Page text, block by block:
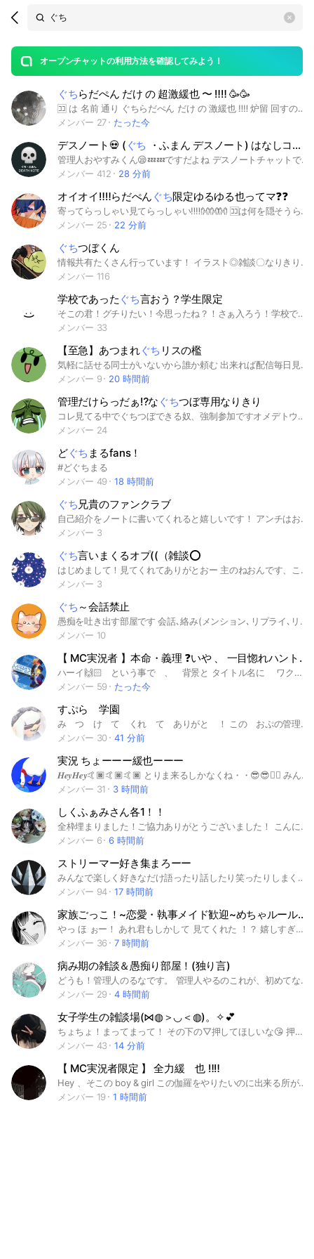
Search
OpenChats
messages
search
area
オープンチャットの利用方法を確認してみよう！
open
ぐちらだぺん だけ の 超激緩也 〜 ‼️‼️ 🥳🥳
🈁 は 名前 通り ぐちらだぺん だけ の 激緩也 ‼️‼️ 炉留 回すのもヨシ ‼️ハントも🆗‼️ 派生 、 折派生 、 同顔 🆗 ‼️ 無言ＣＣ とか 短期 とか 🆗 ‼️‼️ 掛け持ち と 折 は ナシ 、 で ･･ 。 ァ 、 同伴 も 🆗 ‼️‼️ 浮気 は 駄目 だよ ー 🫵🏻 後 は 適当 に タグ 🖐🏻 #実況者#らっだぁ#ぺいんと#ぐちつぼ
メンバー 27
たった今
デスノート💀 ( ぐち ・ふまん デスノート) はなしコメント✖️ 愚痴 不満 独り言 コメント⚫
管理人おやすみくん😪💤💤ですだよね デスノートチャットですだよね よろしくおねがいしますだよね デスノートチャット ぐちふまんコメント ひとりことチャット ですだよね よくないきもちなるは チャットきていただくで コメントするで すこしすこしいいきもちなる していただくたいですだよね ○ #愚痴 ぐちコメント ○ #不満 ふまんコメント ○ #独り言 ひとりことコメント ✕ はなしコメント ✕ リプレイメンションコメント #こう さん #チルニ さん #バード さん 🐦
メンバー 412
28 分前
オイオイ‼️‼️らだぺん ぐち限定ゆるゆる也ってマ❓❓
寄ってらっしゃい見てらっしゃい‼️‼️👐👐👐 🈁は何を隠そうらだぺんぐち限定激ゆるゆる也‼️‼️‼️もうお前のケツぐらい緩い‼️‼️☺️☺️ まぁソレは言いすぎカモだけど・・・・👉🏻👈🏻😅 イヤモウホント、この3人ってやりやすくない❓❓😃😃（（ 偏見であり根拠に基づいた説明はないです。 ）） 🗣＼ やりやすーい‼️‼️ ／ ホラ今声が聞こえた気がする💖💖😚😚 緩いから基本ルールはなんもなし‼️‼️一応常識の範囲内でだけどネ😉😉😉モチロン当たり前だけど消されるようなことはしないで欲しい😌😌😌 いちおー説明しておくとらだぺんぐちの誰かだったらもう誰でもいいよーん🫶🫶派生も曲パ口とかでも全然オケオケ🎶🎶 最後に✋✋ 管理良く頻繁に寝てるから承認遅くなっても許してナ‼️‼️多分副冠が承認してくれると思うケド‼️‼️ たぁぐぅ #らっだぁ #ぺいんと #ぐちつぼ #らだぺんぐち #らだ #ぺん #ぐち #rd #pn #gt #也 #緩也 #ゆる也 #なりきり #ゆるなり #実況者 #MC実況者 #マイクラ実況者 #えむしー #ハント #限定 #タグってむずくない❓❓
メンバー 25
22 分前
ぐちつぼくん
情報共有たくさん行っています！ イラスト◎雑談〇なりきり‪✕‬ 限界や健康の話などもぜひ！ ぐちつぼさんを語り合いましょう！！ 質問答えてくれる方がたくさんいるのでお気軽に^^ #ぐちつぼ#限界#らっだぁ#雑談#実況者#配信者#健康#twich#ストリーマー#マイクラ#VARORANT#ストグラ#アモアス#GTA#lol#ZETA#ポケモン
メンバー 116
学校であった ぐち言おう？学生限定
そこの君！グチりたい！今思ったね？！さぁ入ろう！学校であったことをグチろう！家のやつとかのでもいいよ もちろん雑談でもいいよ！ 小学生〜大学生まで誰でも入っていいよ！ 学生じゃないなら ( 'ω'o[お断りします]o 〜ルール〜 暴言❌️グチで言いたかったらいいよーグチ以外での暴言はダメ！このオプにいないと思う人の悪口は全然⭕️ 荒らし❌️ 即抜け❌️無言抜けは許すよ(?) 既読スルーはやめてね？？ ルールは緩いよー でもっっ仲良くしてくれない人はお断りかなぁぁ 友達みたいにしてくれたら嬉しいからね？？ みんな仲いいし 話しやすいんじゃないかな？？？ 学校ってストレス溜まるよね？ストレス発散場所としてグチりにきてね 教師ってうざいよね？話そ！ ん？クラス最悪？話そ！ 嫌いな友達いる？そんな奴はここでネタにしてやれーw 学校以外のグチもしていいよー！ ここまで読んでくれた君はもちろん入るよね？ 君のことを待ってるよー ちょっとでもストレスあるならようこそ！このオプへ #学校#中学#高校#小学#大学#愚痴#グチ#ぐち#嫌なこと#学校やだ#学校嫌#ぐちりたい#愚痴りたい#グチりたい#ストレス#雑談#ストレス発散
メンバー 33
【至急】あつまれぐち リスの檻
気軽に話せる同士がいないから誰か頼む 出来れば配信毎日見てる人とか 見てなくたっていいから同士本当に頼む #ぐちつぼ
メンバー 9
20 時間前
管理だけらっだぁ⁉️な ぐちつぼ専用なりきり
コレ見てる中でぐちつぼできる奴、強制参加ですオメデトウ。 ココは名前通りぐちつぼだけの専用なりきり❣️デス❣️ 基本的に緩也だし特に書くこともないからとりあえず入れよ。ぐちつぼ初也でも大丈夫😀沢山のプロつぼ達が教えてくれるヨーン ぐちつぼなら派生でもなんでも🙆‍♀️だから色んなサボテンを俺に見せてね １５人から承認開始だから早く来て！フン ちなみに権力乱用で管理だけらっだぁが許されます。ハイ。お前らは許されないけど許してね❣️テヘッ❣️ 「 メロいぐちつぼに 、囲まれたいんだ 。 」 #ぐちつぼ #限界 #gnki #gt #ＭＣ実況者 #実況者 #也 #nrkr #なりきり
メンバー 24
どぐち まるfans！
#どぐちまる
メンバー 49
18 時間前
ぐち 兄貴のファンクラブ
自己紹介をノートに書いてくれると嬉しいです！ アンチはおかえりくださいあらしもです #ぐちつぼ#ファンクラブ#兄貴 黒っぽの兄貴最高
メンバー 3
ぐち言いまくるオプ((（雑談⭕️
はじめまして！見てくれてありがとおー 主のねおんです、ここのオプは名前の通り、ぐちを言いまくるオプです！ あんまりよくない感じだけどストレスたまるほうが良くないから入った方が100億倍得です！だから見た人全員入ろうね！((( まあこれは禁止って言うまでもないだろうしマナーをもってぐちを言いまくろう！ww あ、ねおんもぐち話すからね？w ちなみに雑談もおけです！
メンバー 3
ぐち ～会話禁止
愚痴を吐き出す部屋です 会話､絡み(メンション､リプライ､リアクション)禁止です 気楽に吐き出そう❗️ 溜めないでドンドン吐き出そう❗️ リフレッシュしてねー⤴️ ルールゆるいです👍️ #ぐち #愚痴 #グチ #独り言 #ひとり言 #呟き #つぶやき #ぼやき #ボヤキ #吐き出す #毒づく #ストレス #ストレス発散 #リフレッシュ #さっぱり #サッパリ #暇 #暇人 #ひま #ヒマ #ぼっち #マイペース #やってらんない #強制 #強制退会 #強制された
メンバー 10
【 MC実況者 】本命・義理 ❓いや 、 一目惚れハントだろ ‼️
ハーイ︎🙌🏻 という事で 、 背景と タイトル名に ワクワク して 見ちゃった 🫢⁉️💕︎︎ その名の通り、 気になり 姿見 𝕖𝕥𝕔 メロいやつとか 好きになりそうな奴がいたら 即ハント 🫶🏻😘 同顔、nrkr、槍目 、 愛重でも愛軽でも なんでも あり ❣️❣️ ハントだぜ も モニコ ・ ナイコ ゲーム 。 とにかく自由 。 やりまくれ ⁉️ やらないという 異論は 認めん ッ ‼️‼️ 俺が ダメと言うならば 従え ❣️❣️ 俺的に 槍目が 多いと 嬉しい 鴨 ... ❓ 👉🏻 👈🏻 💦 今回は 🌈🕒 虹桃 、 V CR 、 stgr は NG ❌ やりたいヤツいたら また 声かけてくれよな 。 基本は MC実況者 のみ だから 追加 欲しいとき 言ってな ✨️ 目指せ 過疎不足 状態 ‪行けるよなァ ‼️‼️ 需要 は そこの君 、 期待してんぜ 🫵🏻🫵🏻🫵🏻‬ ココまで 見てくれて サンキュー ⁉️ 建設 7 ／ 15 10人 達成 7 ／ 16 🎊🎉 20人 ヾ 7 ／ 18 ㊗️👏 30人 ヾ 7 ／ 20 🥳🎉 40人 ヾ 7 ／ 21 🫶🏻💕 50人 ヾ 7 ／ 24 🥰🫰🏻 タグ一覧🏷️ #MC実況者 #MC実況者nrkr #MC実況者限定 #MC実況者緩也 #ntjo #日常組 #unei #運営 #〇〇の主役は我々だ #wrwrd #d! #白尾 #ワイテルズ #モノパス #ぐちつぼ
メンバー 59
たった今
すぷら 学園
み つ け て くれ て ありがと ！ この おぷの管理人 宵 だよ( ᐛ ) 今入れば 古参 すぎて やばい（？ るーる せつめい するね🫶🏻 し て いい こと 関係募集 逆 に して！！ げーむ募集 して ほしい なっ💞 ノートに動画を貼る 全然 いーよ！！ しちゃ だめな こと 荒らし 即抜け わるぐち 個人情報❌ 常識は まもろー ね ！！ さあさあ！ ここ からは 楽しい がくえんの始まりだよ！ みどり の ぼたん を おして 入学して みて ね ！ ３０人目標！ 15人突破 ！ 6/28 創設~ 2026/05/16 🎶 #スプラ #スプラ学園
メンバー 30
41 分前
実況 ちょーーー緩也ーーー
𝑯𝒆𝒚𝑯𝒆𝒚🤙🏿🤙🏿🤙🏿 とりま来るしかなくね・・😎😎❤️‍🔥 みんな大好き実況緩也🤙🏿🤙🏿 ガティで緩🥱🥱 とにかく一旦騒ごうか⁉️⁉️👊🏿✨ 話はそれからだ‼️‼️ CR 、 V 、🌈🕒 も🈶🈶 バーカ緩い𝒄𝒉𝒂𝒏𝒏𝒆𝒍 同顔 、 派生 💮 ゆるゆるで待ってるからネ🫶🏿🫶🏿 説明だるいし一旦おいで🏄‍♂️🏄‍♂️ ⚠️騒げるやつ募集👊🏿👊🏿❤️‍🔥⚠️ たぐたぐたぐたぐたぐたぐたぐたぐたぐたぐ #実況 #実況者 #緩也#nrkr#也 #らっだぁ運営#ら民#ワイテルズ#日常組##主役は我々だ#限界#ぐちつぼ#M.S.S.Project#赤髪のとも#YASU#KUN#ぴくとはうす#ふうはや#カラフルピーチ#ドズル社#ゴラクバ!#メメントリ#CrazyRaccoon#CR#KR#ナポリの男たち#nqrse#ポッキー#TOP4#V#🌈🕒#まじめにヤバシティ
メンバー 31
3 時間前
しくふぁみさん各1！！
全枠埋まりました！ご協力ありがとうございました！ こんにちわっ！数あるおぷちゃの中このおぷちゃを開いてくれてありがとうございますっ！ 管理人のななです！ ここは、しくふぉにさまが大好きなしくふぁみさんが"仲良く推し活"をする場所ですっ！ おぷちゃに入ったら気軽に話に参加してきてくれると嬉しいですっ！！ ᩚ入るための条件 ᩚ ・ためぐち大丈夫な人 ・推し様が大好きな人 ・公式ルールを守れる人 ・悪口を言わない人 ・全力で推し活が出来る人 です！条件が満たしてない人は、ごめんなさい、参加許可をすることが出来ないです、 ᩚ現在の枠 ᩚ 🍍/🗝️ 🦈/🗝(管理人) 🌸/🗝️ 📢/🗝 👑/🗝 🍵/🗝 ※リアコ様、同担拒否様大歓迎です 弱オタ、強オタ関係なく楽しくそして、仲良く推し活を一緒にしましょっ！♪ 2025/08/12 中1〜中3まで #シクフォニ #シクファミ #中1から中3まで #推し活
メンバー 6
6 時間前
ストリーマー好き集まろーー
みんなで楽しく好きなだけ語ったり話したり笑ったりしまくりましょーー！ #ストリーマー #youtube #twitch #mildom #vtuber #SHAKA #釈迦 #SPYGEA #vdk #ボドカ #k4sen #stylishnoob #関優太 #にじさんじ #ぶいすぽっ！#ぶいすぽ #ホロライブ #ホロスターズ #vaultroom #CR #crazyracoon #おじじ #jasper7se #じゃすぱー #mother3rd #スタンミ #赤見かるび #けんき #らっだぁ #ぐちつぼ #CRカップ #だるまいずごっど #ありさか #vanilla #ふらんしすこ #おっほ #うるか #rion #obo #わいわい #カワセ #kamito #トナカイト #ヘンディー #Clutch_Fi #猫麦とろろ #ナチョ #なちょ猫 #夜よいち #らいじん #狂気山脈 #マダミス #エペ #バロラント #ヴァロ #APEX #valorant #LoL #OW #overwatch #オメスト #原神 #マイクラ #コードネーム #フォールガイズ #二次会 #ローレン #葛葉 #叶 #イブラヒム #アルスアルマル #エクスアルビオ #エビオ #不破湊 #ぷてち #なんかじゃない #天月 #wokka #スト6 #ビースト #山田涼介 #本田翼 #加藤純一 #布団ちゃん #はんじょう #はんぜう #蛇足 #LEON代表 #zerost #たぬき忍者 #象先輩 #乾殿 #ニキ #おいたん #兄貴 #おいす #オイス #ご当地ボドカ #rust #ark #GTA #グラセフ #スト鯖 #ノリノリノリアキ #鈴木ノリアキ #ブルプロ #おれあぽ #BIG #knr #渋谷ハル #ネオポルテ #アステルレダ #呪物 #白雪レイド
メンバー 94
17 時間前
家族ごっこ！~恋愛・執事メイド歓迎~めちゃルール緩いよおー！
やっ ほ ぉー！ あれ君もしかして 見てくれた ！？ 嬉しすぎる ！ ！ ここでは 『緩すぎる()家族ごっこ』 を しているよ！ 家族ごっこ って言っても ここは 家族表ない 所 だから 、 好きな役 やれるよ !! 家族ごっこ の他にも 家族でも恋愛や双子 もできちゃう！(3つ子等は私か副官に聞いてね~) メイド 執事 も大歓迎！ 苗字 は『悠亜口』だよ！(ゆあぐち) （（最近つけない人多くて😭😭 メイドとかじゃなかったらつけて欲しいな😭 名前は人が傷つかな名前なら比較的何でもOK！ ルールや役決めは中に入ってから説明や役決めしよ〜 まあまあ、気軽に入ってください！ 全然老若男女問わず入ってもらって️⭕️です！ 見学の場合は『見学』という名前で入ってね！同じ名前で入れない場合はビックリマークとかクエスチョンマーク(はてなまーく)とかもつけてもらっておkです！ 初期アイコンは参加リク通さないからそこだけ注意してねー！
メンバー 36
7 時間前
病み期の雑談＆愚痴り部屋！(独り言)
どうも！管理人のるなです。 管理人やるのこれが、初めてなので、やり方分からなかったら、教えてください！ 病み期来ちゃって、つらいよね、 ここは、病み期きた、人の愚痴り部屋です。 主チャでは、ぐちを、かかないでください！ サブトークルーム作るので、そこで、愚痴ってください！後、入ったらノートに、自己紹介をお願いします！多分毎日ライトしてるよー！ 楽しいから君も入ってこよー！
メンバー 29
4 時間前
女子学生の雑談場(⋈◍＞◡＜◍)。✧💕
ちょちょ！まってまって！ その下の▽押してほしいな😘 押してくれたの？！ありがとう🥰 ここは女子小中高校生の雑談場所だよ！ 恋愛事情とか悩み事とか相談したり 楽しく雑談する！！ みーんなでたくさん話そー💗 ✎︎＿＿＿＿＿＿＿＿＿＿＿＿＿＿ るーる ✏︎女子小中高校生だけ！ ✏︎荒らしはしない！ ✏︎人が不快に思うことはしない！ ✏︎サブだけ入るのはやめてね！ メインに入らないと人数把握できなくなっちゃうから、、 ✏︎初期アイコンはやめてほしいな💦 ここの子たちみーんな優しいから 話しやすいし雰囲気めっちゃいい！ ぜひ入ってね💕待ってるよ！ 承認めちゃ早だにょ 最近即抜けする人多くて困ってるので 即抜けしないでください😿 ︎︎◌3代目管理人です😔💗 #小学生#中学生#高校生#女子#少人数#小1#小2#小3#小4#小5#小6#中1#中2#中 3#高1#高2#高3#学生#勉強#雑談#悩み相談#恋愛#学校生活#学校#今日好き#今日好きになりました#今日好きファン#暇な人#相談#めいく#メイク#メイク研究部#めいく研究部#スプラ#すぷら#愚痴#ぐち#べんきょう#勉強#ゲーム#げーむ#ゲーム仲間募集#人狼#じんろう#楽しい#お悩み#お悩み相談 まだ見てるの？！もう何もないよ！ ええええーー！ まだ見てくれてるの？！ 流石に嬉しすぎるだろ💗 ってことは入ってくれるってことか！ ありがとぉー💗まってるで😘
メンバー 43
14 分前
【 MC実況者限定 】 全力緩ゝ也 ‼️‼️
Hey 、そこの boy & girl この伽羅をやりたいのに出来る所が少ない ... あまりこの伽羅掴めない ... ってなった事は無いかい ？ そんな人にオススメ ！ 虹桃以外で 、MC実況者ならフルオーケー ‼️ あまり名が轟いていなくても 有名でも 個人でもグループでも ！ 上手く也出来ないから 、練習用にしても ！ 全然OK ！ 勿論同顔も派生も️⭕️ ‼️ タグに入ってない人でも勿論️⭕️ ！ さぁ 、続きは中でお話しようか ここまで読んでるなら 、気になって居るんだろ ？ なら 、入っちゃおうよ 以下タグ 🏷 ＿＿＿＿＿＿ #旧戦争屋 #第一次我々だ #wrwrd #d！ #我々だ #獄中フレンズ #第二次我々だ #獄フレ #gkfr #新戦争屋 #mnps #モノパス #ワイテルズ #WT #白尾 #運営 #らっだぁ #unei #ぴくとはうす #pkt #赤髪のとも #gmtm #限界 #gnki #ぐちつぼ #日常組 #ntjo #メメントリ #mmntr #まじヤバ #まじめにヤバシティ #mzyb #mjyb #いんく #inc #ink #赤髪のとも #gmtm #也 #緩也 #MC実況者 #実況者 #マイクラ実況者 #個人勢
メンバー 19
1 時間前